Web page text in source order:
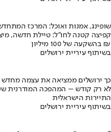
שופינג, אמנות ואוכל: המרכז
קפיצה קטנה לחו"ל: טיילת חדשה,
בהשקעה של 100 מיליון ₪
בשיתוף עיריית ירושלים
כך ירושלים ממציאה את עצמה מחדש
לא רק קודש – המהפכה המודרנית
התיירות הישראלית
בשיתוף עיריית ירושלים